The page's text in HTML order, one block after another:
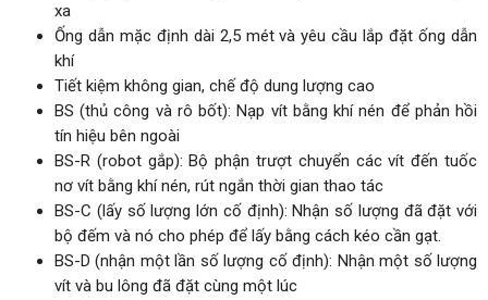
xa
Ống dẫn mặc định dài 2,5 mét và yêu cầu lắp đặt ống dẫn
khí
Tiết kiệm không gian, chế độ dung lượng cao
BS (thủ công và rô bốt): Nạp vít bằng khí nén để phản hồi
tín hiệu bên ngoài
BS-R (robot gắp): Bộ phận trượt chuyển các vít đến tuốc
nơ vít bằng khí nén, rút ngắn thời gian thao tác
BS-C (lấy số lượng lớn cố định): Nhận số lượng đã đặt với
bộ đếm và nó cho phép để lấy bằng cách kéo cần gạt.
BS-D (nhận một lần số lượng cố định): Nhận một số lượng
vít và bu lông đã đặt cùng một lúc